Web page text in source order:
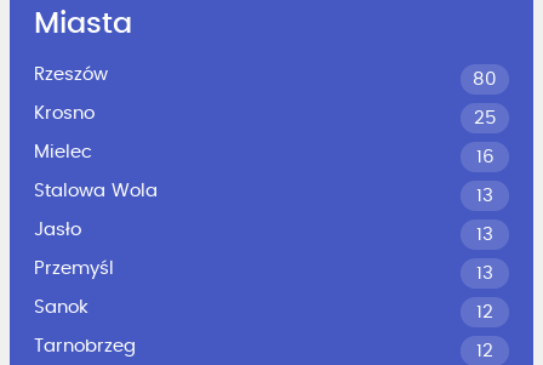
Miasta
Rzeszów
80
Krosno
25
Mielec
16
Stalowa Wola
13
Jasło
13
Przemyśl
13
Sanok
12
Tarnobrzeg
12